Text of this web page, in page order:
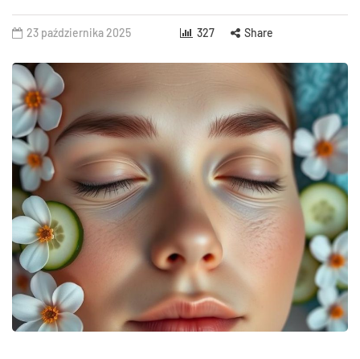
23 października 2025 327 Share